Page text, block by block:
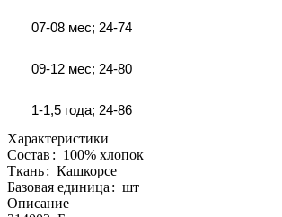
07-08 мес; 24-74
09-12 мес; 24-80
1-1,5 года; 24-86
Характеристики
Состав: 100% хлопок
Ткань: Кашкорсе
Базовая единица: шт
Описание